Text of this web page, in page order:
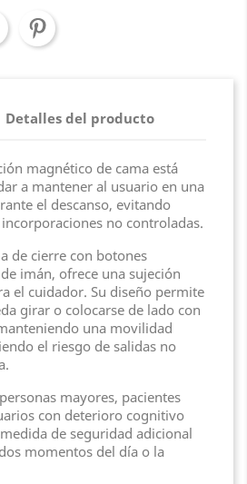
Detalles del producto
magnético de cama está
a mantener al usuario en una
el descanso, evitando
no controladas.
de cierre con botones
imán, ofrece una sujeción
el cuidador. Su diseño permite
girar o colocarse de lado con
una movilidad
el riesgo de salidas no
mayores, pacientes
con deterioro cognitivo
de seguridad adicional
momentos del día o la